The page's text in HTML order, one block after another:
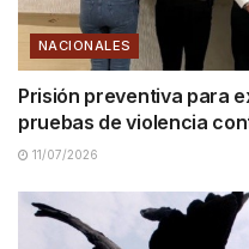
NACIONALES
Prisión preventiva para
pruebas de violencia
11/07/2026